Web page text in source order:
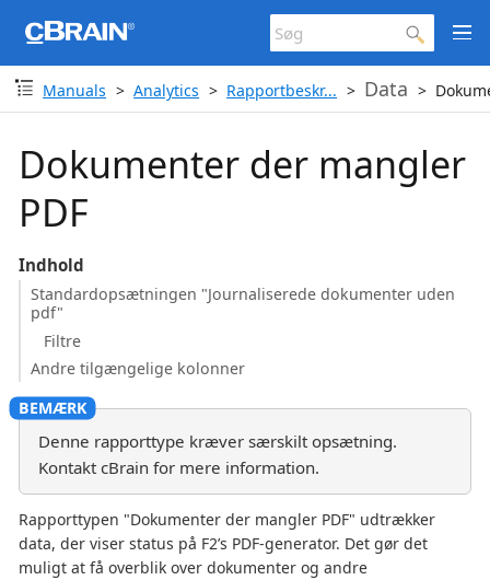
Manuals Analytics Rapportbeskr... Data
Dokumenter der mangler
PDF
Indhold
Standardopsætningen "Journaliserede dokumenter uden
pdf"
Filtre
Andre tilgængelige kolonner
Denne rapporttype kræver særskilt opsætning.
Kontakt cBrain for mere information.
Rapporttypen "Dokumenter der mangler PDF" udtrækker
data, der viser status på F2’s PDF-generator. Det gør det
muligt at få overblik over dokumenter og andre